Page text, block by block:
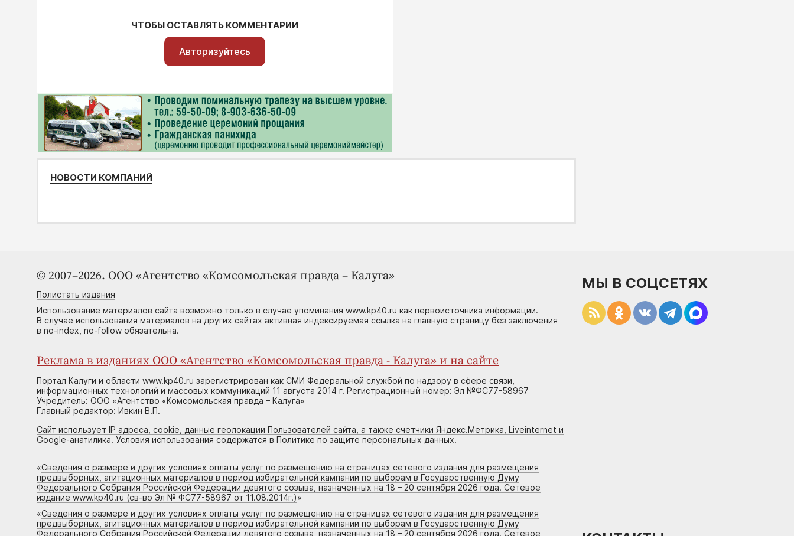
ЧТОБЫ ОСТАВЛЯТЬ КОММЕНТАРИИ
Авторизуйтесь
НОВОСТИ КОМПАНИЙ
© 2007–2026. ООО «Агентство «Комсомольская правда – Калуга»
Полистать издания
Использование материалов сайта возможно только в случае упоминания www.kp40.ru как первоисточника информации.
В случае использования материалов на других сайтах активная индексируемая ссылка на главную страницу без заключения
в no-index, no-follow обязательна.
Реклама в изданиях ООО «Агентство «Комсомольская правда - Калуга» и на сайте
Портал Калуги и области www.kp40.ru зарегистрирован как СМИ Федеральной службой по надзору в сфере связи,
информационных технологий и массовых коммуникаций 11 августа 2014 г. Регистрационный номер: Эл №ФС77-58967
Учредитель: ООО «Агентство «Комсомольская правда – Калуга»
Главный редактор: Ивкин В.П.
Сайт использует IP адреса, cookie, данные геолокации Пользователей сайта, а также счетчики Яндекс.Метрика, Liveinternet и
Google-анатилика. Условия использования содержатся в Политике по защите персональных данных.
«Сведения о размере и других условиях оплаты услуг по размещению на страницах сетевого издания для размещения
предвыборных, агитационных материалов в период избирательной кампании по выборам в Государственную Думу
Федерального Собрания Российской Федерации девятого созыва, назначенных на 18 – 20 сентября 2026 года. Сетевое
издание www.kp40.ru (св-во Эл № ФС77-58967 от 11.08.2014г.)»
«Сведения о размере и других условиях оплаты услуг по размещению на страницах сетевого издания для размещения
предвыборных, агитационных материалов в период избирательной кампании по выборам в Государственную Думу
Федерального Собрания Российской Федерации девятого созыва, назначенных на 18 – 20 сентября 2026 года. Сетевое
МЫ В СОЦСЕТЯХ